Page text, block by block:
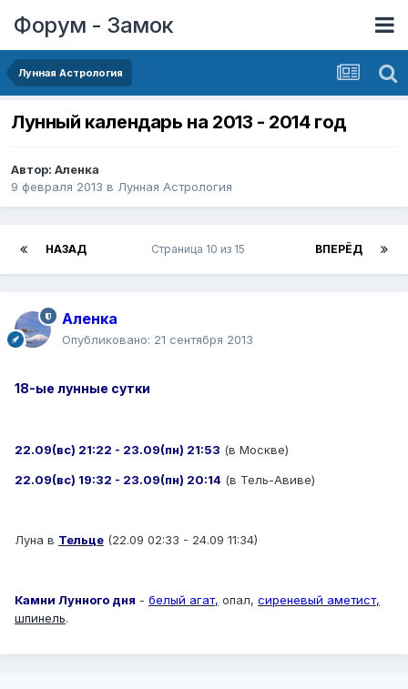
Форум - Замок
Лунная Астрология
Лунный календарь на 2013 - 2014 год
Автор: Аленка
9 февраля 2013 в Лунная Астрология
НАЗАД ВПЕРЁД
Страница 10 из 15
Аленка
Опубликовано: 21 сентября 2013
18-ые лунные сутки
22.09(вс) 21:22 - 23.09(пн) 21:53 (в Москве)
22.09(вс) 19:32 - 23.09(пн) 20:14 (в Тель-Авиве)
Луна в Тельце (22.09 02:33 - 24.09 11:34)
Камни Лунного дня - белый агат, опал, сиреневый аметист,
шпинель.